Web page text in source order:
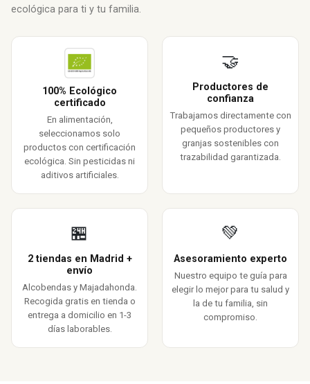
ecológica para ti y tu familia.
100% Ecológico
certificado
En alimentación,
seleccionamos solo
productos con certificación
ecológica. Sin pesticidas ni
aditivos artificiales.
🤝
Productores de
confianza
Trabajamos directamente con
pequeños productores y
granjas sostenibles con
trazabilidad garantizada.
🏪
2 tiendas en Madrid +
envío
Alcobendas y Majadahonda.
Recogida gratis en tienda o
entrega a domicilio en 1-3
días laborables.
💚
Asesoramiento experto
Nuestro equipo te guía para
elegir lo mejor para tu salud y
la de tu familia, sin
compromiso.